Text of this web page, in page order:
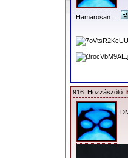
Hamarosan…
916. Hozzászóló: